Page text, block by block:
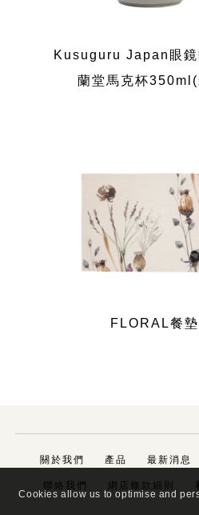
Kusuguru Japan眼鏡
蘭堂馬克杯
FLORAL餐墊
關於我們 產品 最新消息
聯絡我們 網店條款細則
Cookies allow us to optimise and